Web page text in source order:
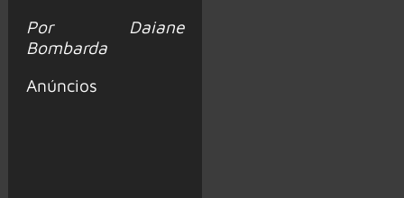
Por Daiane
Bombarda
Anúncios